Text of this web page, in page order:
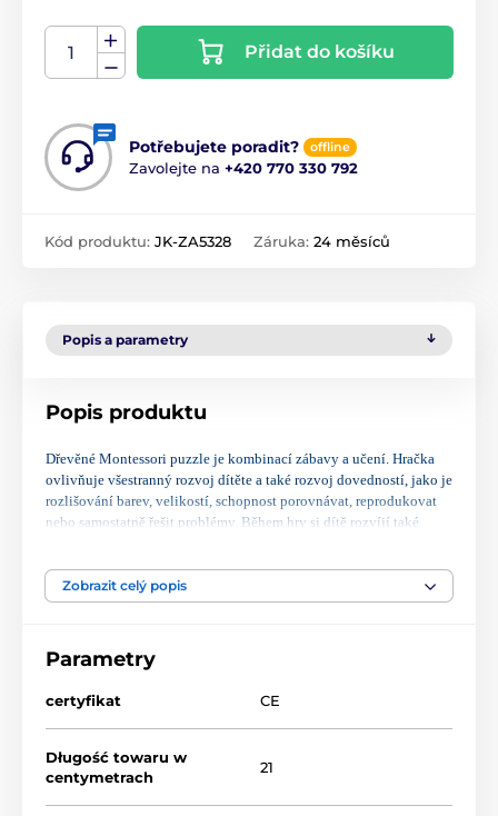
Přidat do košíku
Potřebujete poradit? offline
Zavolejte na +420 770 330 792
Kód produktu: JK-ZA5328 Záruka: 24 měsíců
Popis a parametry
Popis produktu
Dřevěné Montessori puzzle je kombinací zábavy a učení. Hračka
ovlivňuje všestranný rozvoj dítěte a také rozvoj dovedností, jako je
rozlišování barev, velikostí, schopnost porovnávat, reprodukovat
nebo samostatně řešit problémy. Během hry si dítě rozvíjí také
Dřevěné kostky byly natřeny barevnou a bezpečnou barvou, díky
čemuž vypadají pro dítě atraktivně a povzbuzují ho ke hře.
- 24 dřevěných kostek různých barev a velikostí,
přizpůsobit věku a dovednostem dítěte, a postupně tak zvyšovat
jejich obtížnost.
Zobrazit celý popis
Parametry
certyfikat CE
Długość towaru w
centymetrach
21